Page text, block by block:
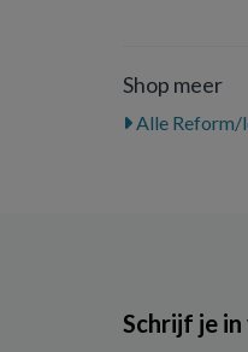
Shop meer
Alle Reform/
Schrijf je